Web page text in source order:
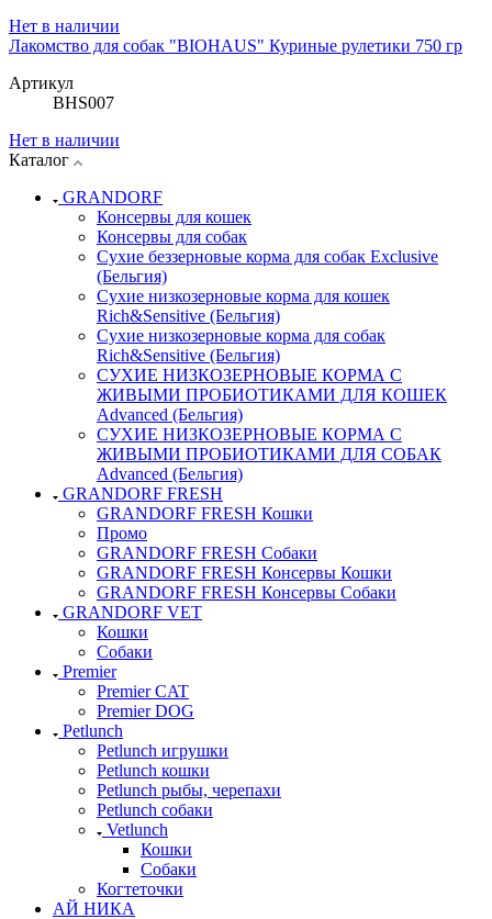
Нет в наличии
Лакомство для собак "BIOHAUS" Куриные рулетики 750 гр
Артикул
BHS007
Нет в наличии
Каталог
GRANDORF
Консервы для кошек
Консервы для собак
Сухие беззерновые корма для собак Exclusive
(Бельгия)
Сухие низкозерновые корма для кошек
Rich&Sensitive (Бельгия)
Сухие низкозерновые корма для собак
Rich&Sensitive (Бельгия)
СУХИЕ НИЗКОЗЕРНОВЫЕ КОРМА С
ЖИВЫМИ ПРОБИОТИКАМИ ДЛЯ КОШЕК
Advanced (Бельгия)
СУХИЕ НИЗКОЗЕРНОВЫЕ КОРМА С
ЖИВЫМИ ПРОБИОТИКАМИ ДЛЯ СОБАК
Advanced (Бельгия)
GRANDORF FRESH
GRANDORF FRESH Кошки
Промо
GRANDORF FRESH Собаки
GRANDORF FRESH Консервы Кошки
GRANDORF FRESH Консервы Собаки
GRANDORF VET
Кошки
Собаки
Premier
Premier CAT
Premier DOG
Petlunch
Petlunch игрушки
Petlunch кошки
Petlunch рыбы, черепахи
Petlunch собаки
Vetlunch
Кошки
Собаки
Когтеточки
АЙ НИКА